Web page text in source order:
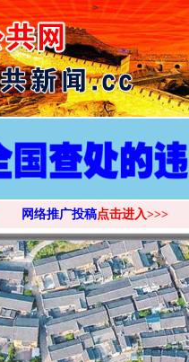
>
网络推广投稿点击进入>>>